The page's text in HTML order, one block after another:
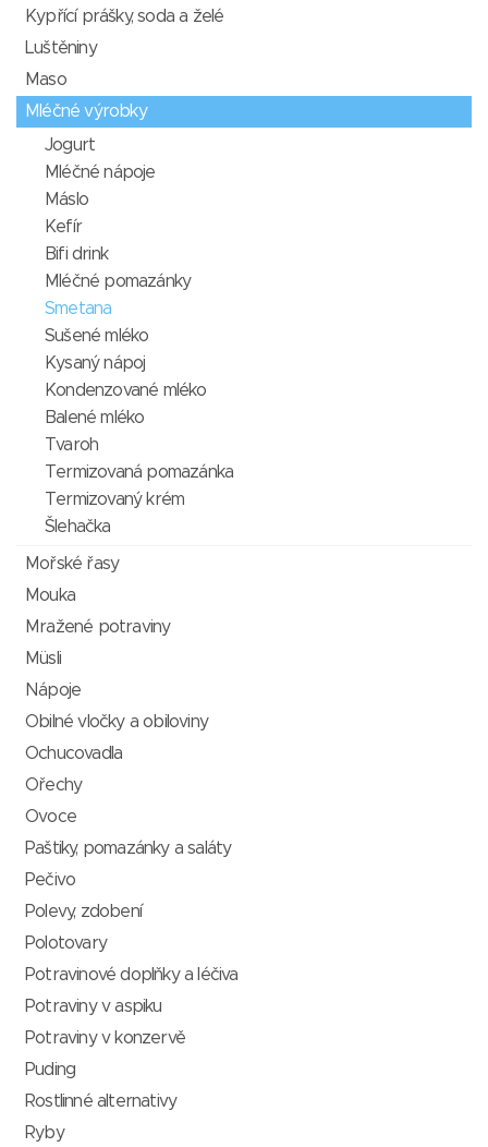
Kypřící prášky, soda a želé
Luštěniny
Maso
Mléčné výrobky
Jogurt
Mléčné nápoje
Máslo
Kefír
Bifi drink
Mléčné pomazánky
Smetana
Sušené mléko
Kysaný nápoj
Kondenzované mléko
Balené mléko
Tvaroh
Termizovaná pomazánka
Termizovaný krém
Šlehačka
Mořské řasy
Mouka
Mražené potraviny
Müsli
Nápoje
Obilné vločky a obiloviny
Ochucovadla
Ořechy
Ovoce
Paštiky, pomazánky a saláty
Pečivo
Polevy, zdobení
Polotovary
Potravinové doplňky a léčiva
Potraviny v aspiku
Potraviny v konzervě
Puding
Rostlinné alternativy
Ryby